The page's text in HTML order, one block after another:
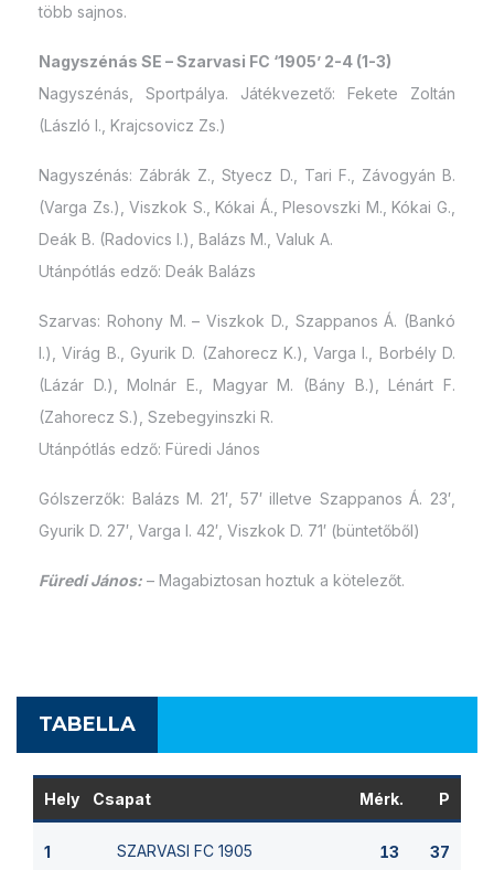
több sajnos.
Nagyszénás SE – Szarvasi FC ‘1905’ 2-4 (1-3)
Nagyszénás, Sportpálya. Játékvezető: Fekete Zoltán
(László I., Krajcsovicz Zs.)
Nagyszénás: Zábrák Z., Styecz D., Tari F., Závogyán B.
(Varga Zs.), Viszkok S., Kókai Á., Plesovszki M., Kókai G.,
Deák B. (Radovics I.), Balázs M., Valuk A.
Utánpótlás edző: Deák Balázs
Szarvas: Rohony M. – Viszkok D., Szappanos Á. (Bankó
I.), Virág B., Gyurik D. (Zahorecz K.), Varga I., Borbély D.
(Lázár D.), Molnár E., Magyar M. (Bány B.), Lénárt F.
(Zahorecz S.), Szebegyinszki R.
Utánpótlás edző: Füredi János
Gólszerzők: Balázs M. 21′, 57′ illetve Szappanos Á. 23′,
Gyurik D. 27′, Varga I. 42′, Viszkok D. 71′ (büntetőből)
Füredi János: – Magabiztosan hoztuk a kötelezőt.
TABELLA
Hely Csapat Mérk. P
1 SZARVASI FC 1905 13 37